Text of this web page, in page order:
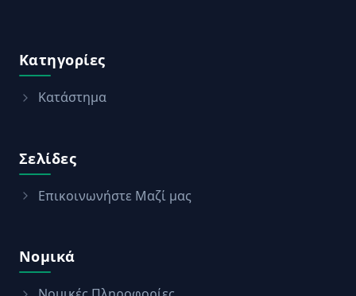
Κατηγορίες
Κατάστημα
Σελίδες
Επικοινωνήστε Μαζί μας
Νομικά